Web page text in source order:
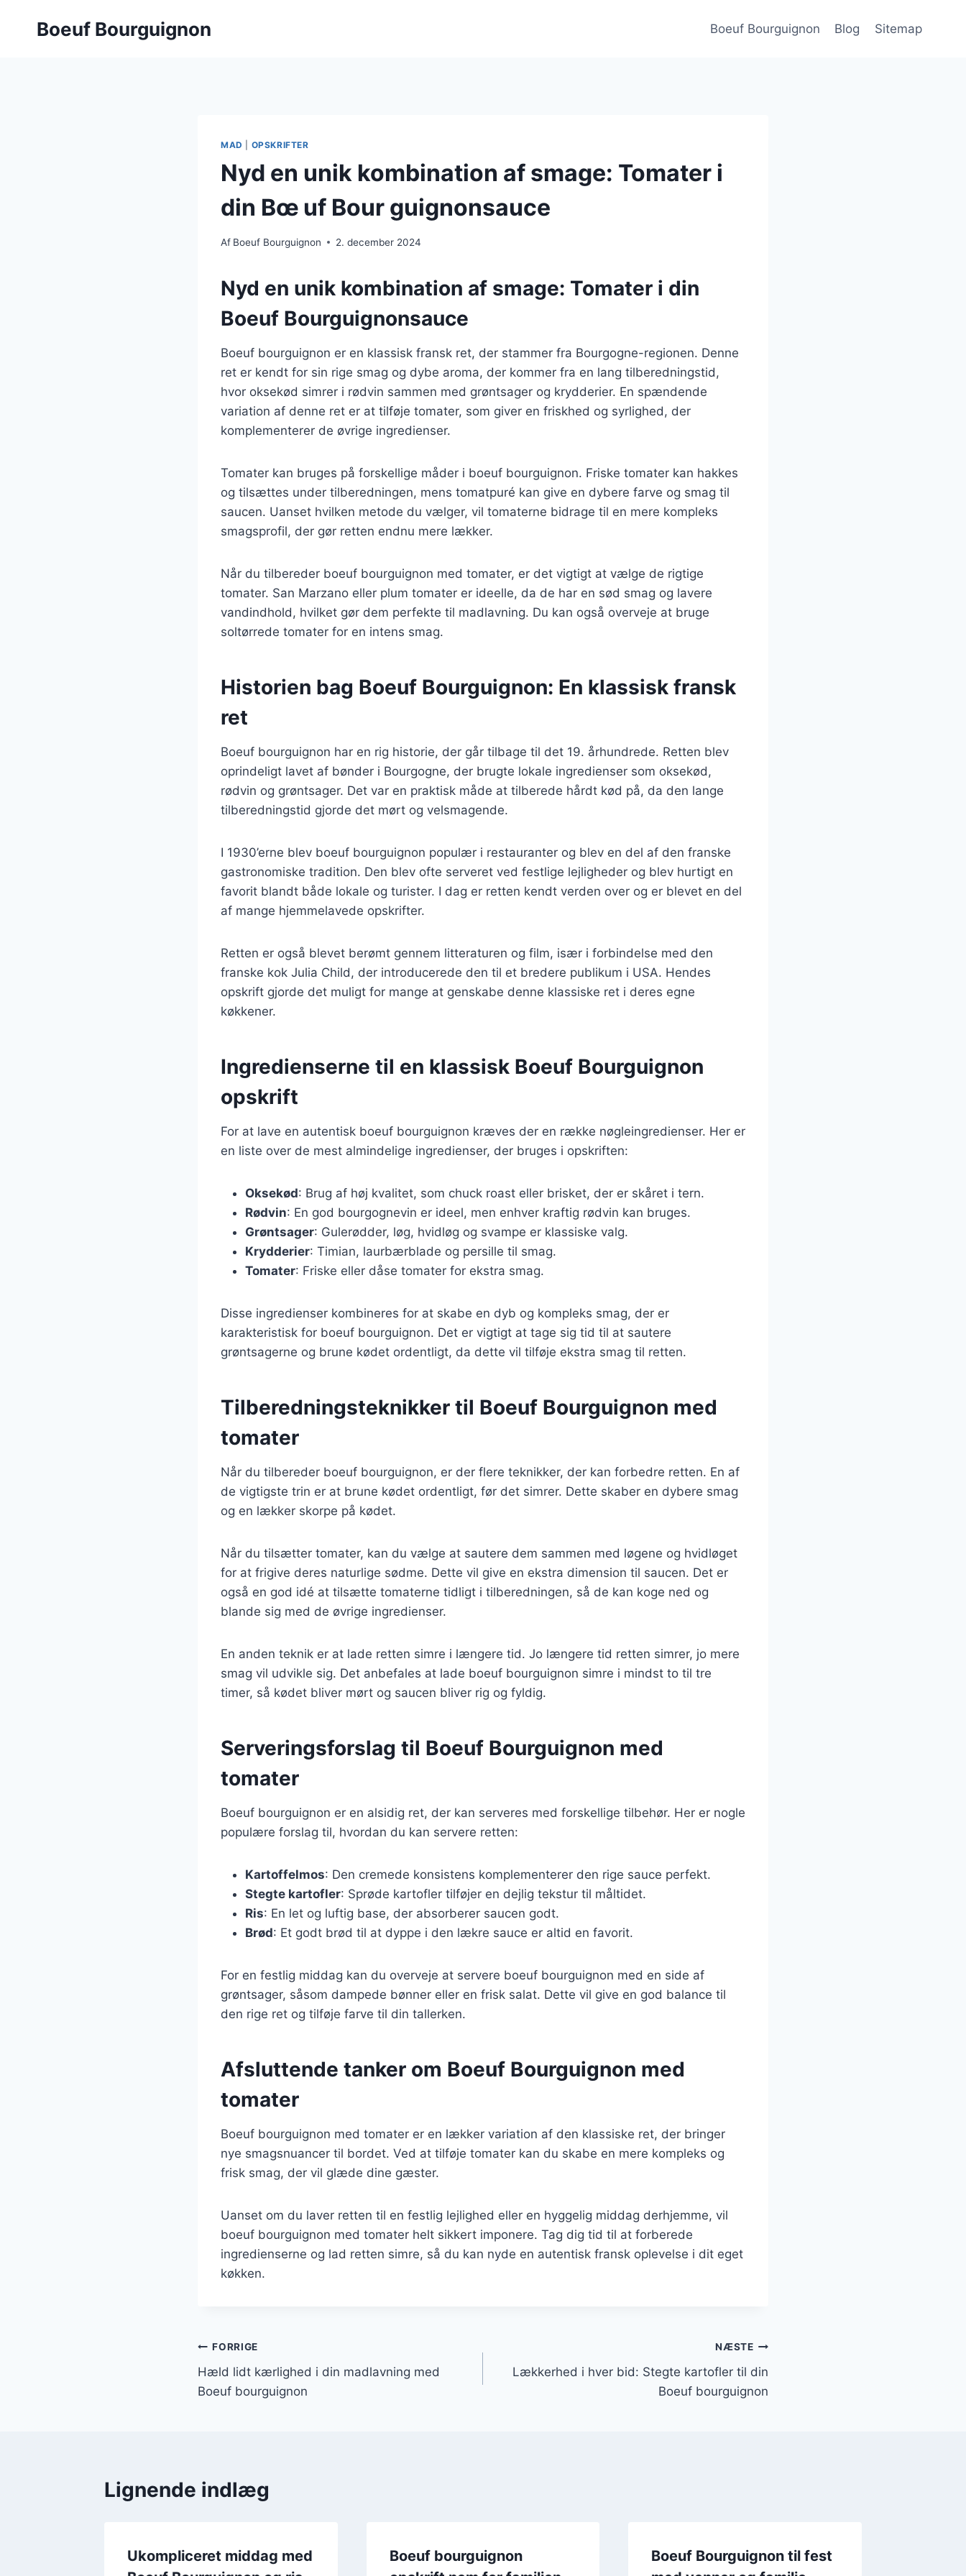
Boeuf Bourguignon Boeuf Bourguignon Blog Sitemap
MAD OPSKRIFTER
Nyd en unik kombination af smage: Tomater i
din Bœ uf Bour guignonsauce
Af Boeuf Bourguignon 2. december 2024
Nyd en unik kombination af smage: Tomater i din
Boeuf Bourguignonsauce
Boeuf bourguignon er en klassisk fransk ret, der stammer fra Bourgogne-regionen. Denne
ret er kendt for sin rige smag og dybe aroma, der kommer fra en lang tilberedningstid,
hvor oksekød simrer i rødvin sammen med grøntsager og krydderier. En spændende
variation af denne ret er at tilføje tomater, som giver en friskhed og syrlighed, der
komplementerer de øvrige ingredienser.
Tomater kan bruges på forskellige måder i boeuf bourguignon. Friske tomater kan hakkes
og tilsættes under tilberedningen, mens tomatpuré kan give en dybere farve og smag til
saucen. Uanset hvilken metode du vælger, vil tomaterne bidrage til en mere kompleks
smagsprofil, der gør retten endnu mere lækker.
Når du tilbereder boeuf bourguignon med tomater, er det vigtigt at vælge de rigtige
tomater. San Marzano eller plum tomater er ideelle, da de har en sød smag og lavere
vandindhold, hvilket gør dem perfekte til madlavning. Du kan også overveje at bruge
soltørrede tomater for en intens smag.
Historien bag Boeuf Bourguignon: En klassisk fransk
ret
Boeuf bourguignon har en rig historie, der går tilbage til det 19. århundrede. Retten blev
oprindeligt lavet af bønder i Bourgogne, der brugte lokale ingredienser som oksekød,
rødvin og grøntsager. Det var en praktisk måde at tilberede hårdt kød på, da den lange
tilberedningstid gjorde det mørt og velsmagende.
I 1930’erne blev boeuf bourguignon populær i restauranter og blev en del af den franske
gastronomiske tradition. Den blev ofte serveret ved festlige lejligheder og blev hurtigt en
favorit blandt både lokale og turister. I dag er retten kendt verden over og er blevet en del
af mange hjemmelavede opskrifter.
Retten er også blevet berømt gennem litteraturen og film, især i forbindelse med den
franske kok Julia Child, der introducerede den til et bredere publikum i USA. Hendes
opskrift gjorde det muligt for mange at genskabe denne klassiske ret i deres egne
køkkener.
Ingredienserne til en klassisk Boeuf Bourguignon
opskrift
For at lave en autentisk boeuf bourguignon kræves der en række nøgleingredienser. Her er
en liste over de mest almindelige ingredienser, der bruges i opskriften:
Oksekød: Brug af høj kvalitet, som chuck roast eller brisket, der er skåret i tern.
Rødvin: En god bourgognevin er ideel, men enhver kraftig rødvin kan bruges.
Grøntsager: Gulerødder, løg, hvidløg og svampe er klassiske valg.
Krydderier: Timian, laurbærblade og persille til smag.
Tomater: Friske eller dåse tomater for ekstra smag.
Disse ingredienser kombineres for at skabe en dyb og kompleks smag, der er
karakteristisk for boeuf bourguignon. Det er vigtigt at tage sig tid til at sautere
grøntsagerne og brune kødet ordentligt, da dette vil tilføje ekstra smag til retten.
Tilberedningsteknikker til Boeuf Bourguignon med
tomater
Når du tilbereder boeuf bourguignon, er der flere teknikker, der kan forbedre retten. En af
de vigtigste trin er at brune kødet ordentligt, før det simrer. Dette skaber en dybere smag
og en lækker skorpe på kødet.
Når du tilsætter tomater, kan du vælge at sautere dem sammen med løgene og hvidløget
for at frigive deres naturlige sødme. Dette vil give en ekstra dimension til saucen. Det er
også en god idé at tilsætte tomaterne tidligt i tilberedningen, så de kan koge ned og
blande sig med de øvrige ingredienser.
En anden teknik er at lade retten simre i længere tid. Jo længere tid retten simrer, jo mere
smag vil udvikle sig. Det anbefales at lade boeuf bourguignon simre i mindst to til tre
timer, så kødet bliver mørt og saucen bliver rig og fyldig.
Serveringsforslag til Boeuf Bourguignon med
tomater
Boeuf bourguignon er en alsidig ret, der kan serveres med forskellige tilbehør. Her er nogle
populære forslag til, hvordan du kan servere retten:
Kartoffelmos: Den cremede konsistens komplementerer den rige sauce perfekt.
Stegte kartofler: Sprøde kartofler tilføjer en dejlig tekstur til måltidet.
Ris: En let og luftig base, der absorberer saucen godt.
Brød: Et godt brød til at dyppe i den lækre sauce er altid en favorit.
For en festlig middag kan du overveje at servere boeuf bourguignon med en side af
grøntsager, såsom dampede bønner eller en frisk salat. Dette vil give en god balance til
den rige ret og tilføje farve til din tallerken.
Afsluttende tanker om Boeuf Bourguignon med
tomater
Boeuf bourguignon med tomater er en lækker variation af den klassiske ret, der bringer
nye smagsnuancer til bordet. Ved at tilføje tomater kan du skabe en mere kompleks og
frisk smag, der vil glæde dine gæster.
Uanset om du laver retten til en festlig lejlighed eller en hyggelig middag derhjemme, vil
boeuf bourguignon med tomater helt sikkert imponere. Tag dig tid til at forberede
ingredienserne og lad retten simre, så du kan nyde en autentisk fransk oplevelse i dit eget
køkken.
Indlægsnavigation
FORRIGE
Hæld lidt kærlighed i din madlavning med
Boeuf bourguignon
NÆSTE
Lækkerhed i hver bid: Stegte kartofler til din
Boeuf bourguignon
Lignende indlæg
Ukompliceret middag med
Boeuf bourguignon
Boeuf Bourguignon til fest